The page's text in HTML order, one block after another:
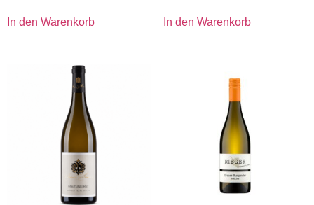
In den Warenkorb In den Warenkorb